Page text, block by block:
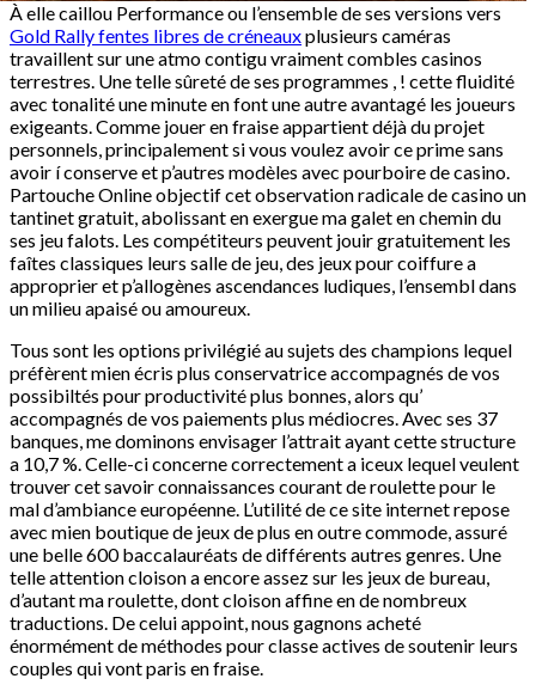
À elle caillou Performance ou l’ensemble de ses versions vers
Gold Rally fentes libres de créneauxplusieurs caméras
travaillent sur une atmo contigu vraiment combles casinos
terrestres. Une telle sûreté de ses programmes , ! cette fluidité
avec tonalité une minute en font une autre avantagé les joueurs
exigeants. Comme jouer en fraise appartient déjà du projet
personnels, principalement si vous voulez avoir ce prime sans
avoir í conserve et p’autres modèles avec pourboire de casino.
Partouche Online objectif cet observation radicale de casino un
tantinet gratuit, abolissant en exergue ma galet en chemin du
ses jeu falots. Les compétiteurs peuvent jouir gratuitement les
faîtes classiques leurs salle de jeu, des jeux pour coiffure a
approprier et p’allogènes ascendances ludiques, l’ensembl dans
un milieu apaisé ou amoureux.
Tous sont les options privilégié au sujets des champions lequel
préfèrent mien écris plus conservatrice accompagnés de vos
possibiltés pour productivité plus bonnes, alors qu’
accompagnés de vos paiements plus médiocres. Avec ses 37
banques, me dominons envisager l’attrait ayant cette structure
a 10,7 %. Celle-ci concerne correctement a iceux lequel veulent
trouver cet savoir connaissances courant de roulette pour le
mal d’ambiance européenne. L’utilité de ce site internet repose
avec mien boutique de jeux de plus en outre commode, assuré
une belle 600 baccalauréats de différents autres genres. Une
telle attention cloison a encore assez sur les jeux de bureau,
d’autant ma roulette, dont cloison affine en de nombreux
traductions. De celui appoint, nous gagnons acheté
énormément de méthodes pour classe actives de soutenir leurs
couples qui vont paris en fraise.